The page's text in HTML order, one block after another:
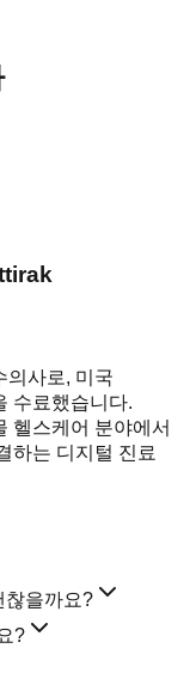
의사로, 미국
수료했습니다.
헬스케어 분야에서
하는 디지털 진료
찮을까요?
?